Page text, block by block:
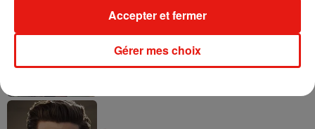
5 août 2026
Becky G sur son nouveau single
Gérer mes choix
Accepter et fermer